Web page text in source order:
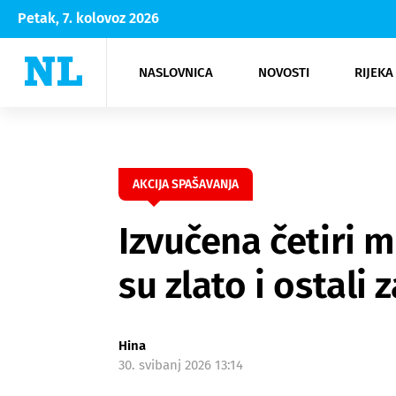
Petak, 7. kolovoz 2026
NASLOVNICA NOVOSTI
Rijeka Opatija
NK
Moda
Kultura
AKCIJA SPAŠAVANJA
Izvučena četiri
su zlato i ostali
Hina
30. svibanj 2026 13:14